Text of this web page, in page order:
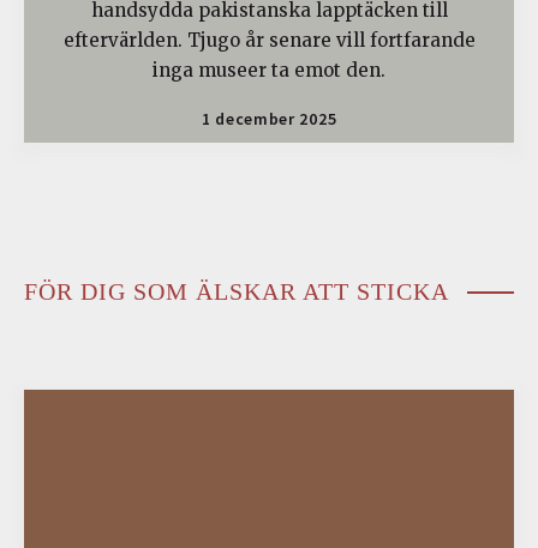
handsydda pakistanska lapptäcken till
eftervärlden. Tjugo år senare vill fortfarande
inga museer ta emot den.
1 december 2025
FÖR DIG SOM ÄLSKAR ATT STICKA